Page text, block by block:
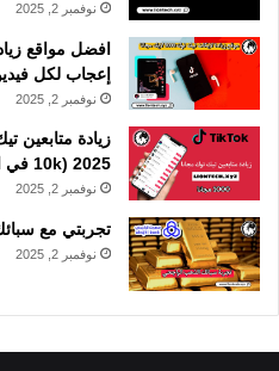
نوفمبر 2, 2025
إعجاب لكل
نوفمبر 2, 2025
2025 (10k في اليوم)
نوفمبر 2, 2025
تجربتي مع سبائك
نوفمبر 2, 2025